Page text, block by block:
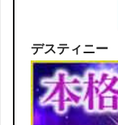
デスティニー